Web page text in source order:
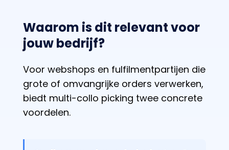
Waarom is dit relevant voor
jouw bedrijf?
Voor webshops en fulfilmentpartijen die
grote of omvangrijke orders verwerken,
biedt multi-collo picking twee concrete
voordelen.